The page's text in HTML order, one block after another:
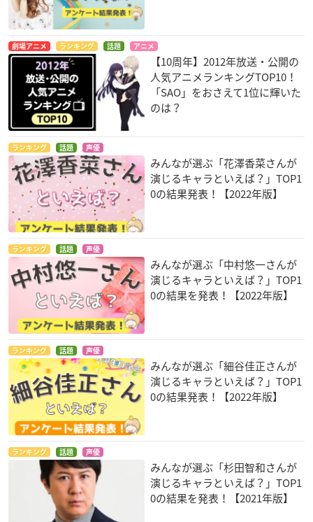
劇場アニメ ランキング 話題 アニメ
【10周年】2012年放送・公開の
人気アニメランキングTOP10！
「SAO」をおさえて1位に輝いた
のは？
ランキング 話題 声優
みんなが選ぶ「花澤香菜さんが
演じるキャラといえば？」TOP1
0の結果発表！【2022年版】
ランキング 話題 声優
みんなが選ぶ「中村悠一さんが
演じるキャラといえば？」TOP1
0の結果を発表！【2022年版】
ランキング 話題 声優
みんなが選ぶ「細谷佳正さんが
演じるキャラといえば？」TOP1
0の結果発表！【2022年版】
ランキング 話題 声優
みんなが選ぶ「杉田智和さんが
演じるキャラといえば？」TOP1
0の結果を発表！【2021年版】